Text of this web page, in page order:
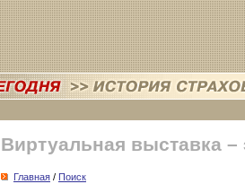
Виртуальная выставка –
Главная / Поиск